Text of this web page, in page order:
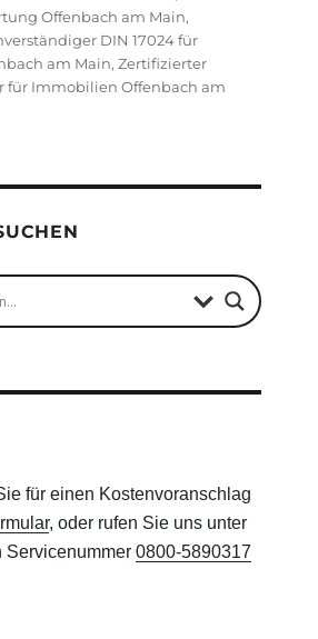
Offenbach am Main,
DIN 17024 für
am Main,Zertifizierter
für Immobilien Offenbach am
für einen Kostenvoranschlag
, oder rufen Sie uns unter
Servicenummer0800-5890317